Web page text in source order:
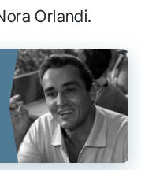
Orlandi.